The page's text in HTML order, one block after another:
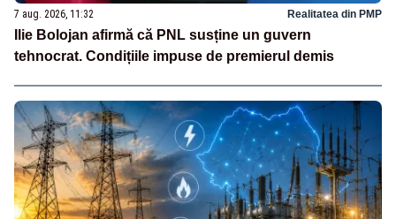
7 aug. 2026, 11:32 Realitatea din PMP
Ilie Bolojan afirmă că PNL susține un guvern
tehnocrat. Condițiile impuse de premierul demis